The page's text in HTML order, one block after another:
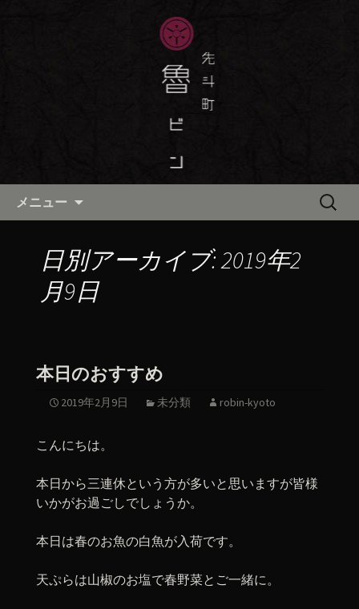
京都・先斗町の京料理・和食
「魯ビン（ろびん）」の公式ブ
京都・先斗町の京町家で美味しい季節
の京料理・和食が自慢の「魯ビン（ろ
びん）」がお店からのお知らせや、お
料理について最新情報をおとどけしま
メニュー
検
日別アーカイブ: 2019年2
月9日
本日のおすすめ
2019年2月9日 未分類 robin-kyoto
こんにちは。
本日から三連休という方が多いと思いますが皆様
いかがお過ごしでしょうか。
本日は春のお魚の白魚が入荷です。
天ぷらは山椒のお塩で春野菜とご一緒に。